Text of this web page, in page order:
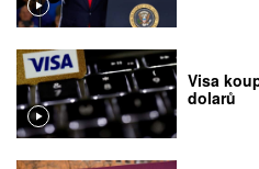
Visa
dolarů